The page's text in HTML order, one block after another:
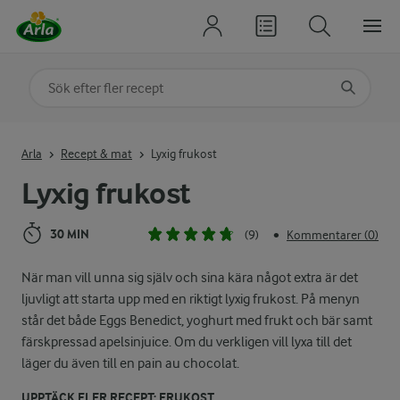
Lyxig frukost
30 MIN (9) • Kommentarer (0)
När man vill unna sig själv och sina kära något extra är det
ljuvligt att starta upp med en riktigt lyxig frukost. På menyn
står det både Eggs Benedict, yoghurt med frukt och bär samt
färskpressad apelsinjuice. Om du verkligen vill lyxa till det
läger du även till en pain au chocolat.
Arla Recept & mat Lyxig frukost
Sök på kategori eller ingrediens